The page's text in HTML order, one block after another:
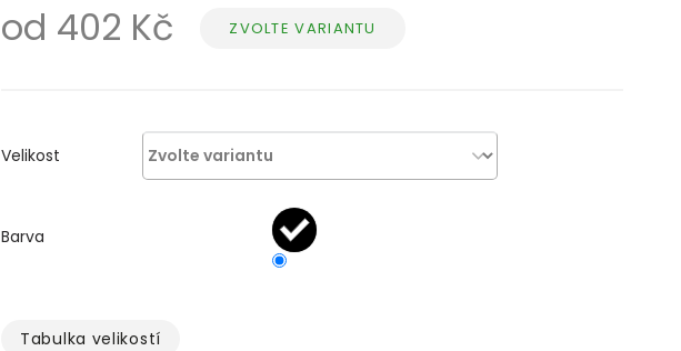
od 402 Kč Měrná
ZVOLTE VARIANTU
Velikost
Barva
Tabulka velikostí­